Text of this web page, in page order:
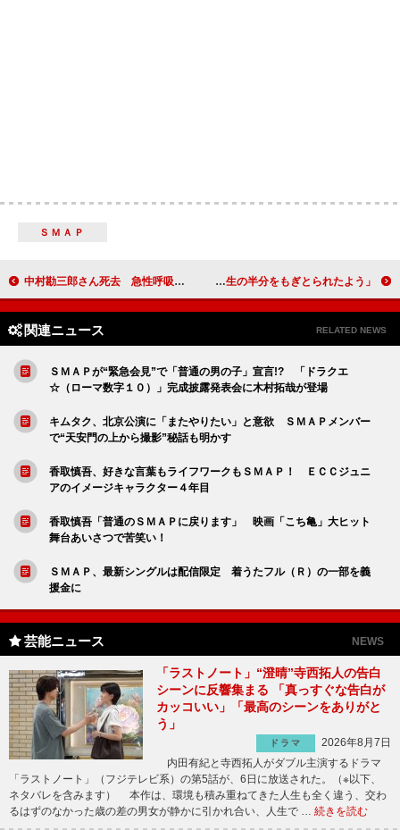
ＳＭＡＰ
中村勘三郎さん死去 急性呼吸窮迫症候群のため 勘三郎さん死去、惜しむ声 三津五郎「自分の人生の半分をもぎとられたよう」
関連ニュース RELATED NEWS
ＳＭＡＰが“緊急会見”で「普通の男の子」宣言!? 「ドラクエ
☆（ローマ数字１０）」完成披露発表会に木村拓哉が登場
キムタク、北京公演に「またやりたい」と意欲 ＳＭＡＰメンバー
で“天安門の上から撮影”秘話も明かす
香取慎吾、好きな言葉もライフワークもＳＭＡＰ！ ＥＣＣジュニ
アのイメージキャラクター４年目
香取慎吾「普通のＳＭＡＰに戻ります」 映画「こち亀」大ヒット
舞台あいさつで苦笑い！
ＳＭＡＰ、最新シングルは配信限定 着うたフル（Ｒ）の一部を義
援金に
芸能ニュース NEWS
「ラストノート」“澄晴”寺西拓人の告白
シーンに反響集まる 「真っすぐな告白が
カッコいい」「最高のシーンをありがと
う」
ドラマ
2026年8月7日
内田有紀と寺西拓人がダブル主演するドラマ
「ラストノート」（フジテレビ系）の第5話が、6日に放送された。（※以下、
ネタバレを含みます） 本作は、環境も積み重ねてきた人生も全く違う、交わ
るはずのなかった歳の差の男女が静かに引かれ合い、人生で … 続きを読む